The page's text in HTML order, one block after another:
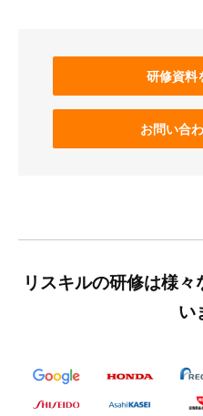
研修資料
お問い合
リスキルの研修は様
い